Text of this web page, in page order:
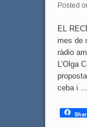
Posted
EL
mes de
ràdio
L’Olga
ceba i …